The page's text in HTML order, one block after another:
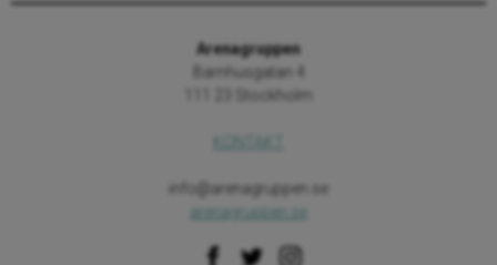
Arenagruppen
Barnhusgatan 4
111 23 Stockholm
info@arenagruppen.se
arenagruppen.se